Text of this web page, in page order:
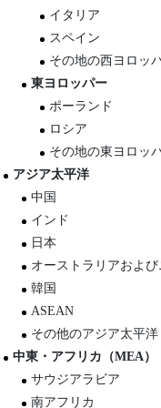
イタリア
スペイン
その地の西ヨロッ
東ヨロッパー
ポーランド
ロシア
その地の東ヨロッ
アジア太平洋
中国
インド
日本
オーストラリアおよ
韓国
ASEAN
その他のアジア太平洋
中東・アフリカ（MEA）
サウジアラビア
南アフリカ